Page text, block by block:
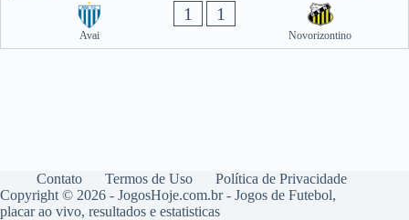
Avai
1 1
Novorizontino
Contato Termos de Uso
Política de Privacidade
Copyright © 2026 - JogosHoje.com.br - Jogos de Futebol,
placar ao vivo, resultados e estatisticas